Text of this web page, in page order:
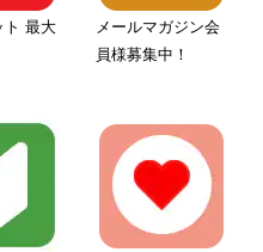
ト 最大
メールマガジン会
員様募集中！